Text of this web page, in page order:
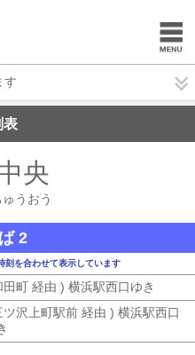
す
表
央
うおう
2
を合わせて表示しています
田町 経由 ) 横浜駅西口ゆき
ツ沢上町駅前 経由 ) 横浜駅西口